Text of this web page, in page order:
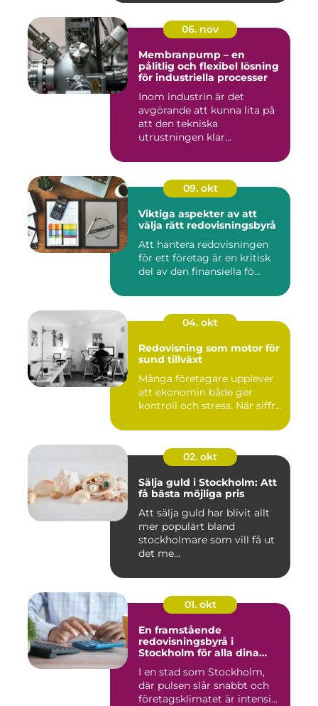
06. nov
Membranpump – en
pålitlig och flexibel lösning
för industriella processer
Inom industrin är det
avgörande att kunna lita på
att den tekniska
utrustningen klar...
09. okt
Viktiga aspekter av att
välja rätt redovisningsbyrå
Att hantera redovisningen
för ett företag är en kritisk
del av den finansiella fö...
04. okt
Redovisning som motor för
sund tillväxt
Många företagare upplever
att ekonomin både ger
kontroll och stress. När siffr...
02. okt
Sälja guld i Stockholm: Att
få bästa möjliga pris
Att sälja guld har blivit allt
mer populärt bland
stockholmare som vill få ut
det me...
01. okt
En framstående
redovisningsbyrå i
Stockholm för alla dina
I en stad som Stockholm,
där pulsen slår snabbt och
företagsklimatet är intensi...